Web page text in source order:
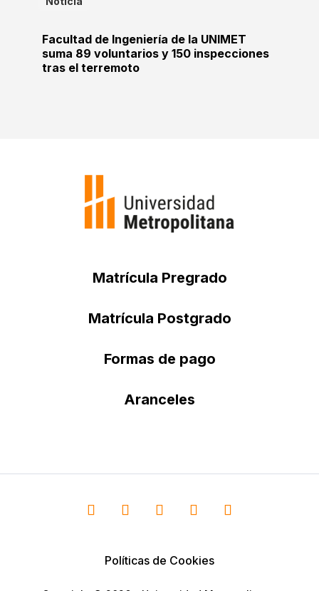
Facultad de Ingeniería de la UNIMET
suma 89 voluntarios y 150 inspecciones
tras el terremoto
Matrícula Pregrado
Matrícula Postgrado
Formas de pago
Aranceles
Políticas de Cookies